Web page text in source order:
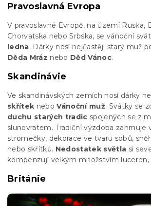
Pravoslavná Evropa
V pravoslavné Evropě, na území Ruska,
Chorvatska nebo Srbska, se vánoční
ledna. Dárky nosí nejčastěji starý muž
Děda Mráz nebo Děd Vánoc.
Skandinávie
Ve skandinávských zemích nosí dárky
skřítek neboVánoční muž. Svátky se
duchu starých tradic spojených se
slunovratem. Tradiční výzdoba zahrnuje
stromečky, dekorace ve tvaru sobů,
nebo skřítků. Nedostatek světla si
kompenzují velkým množstvím luceren,
Británie